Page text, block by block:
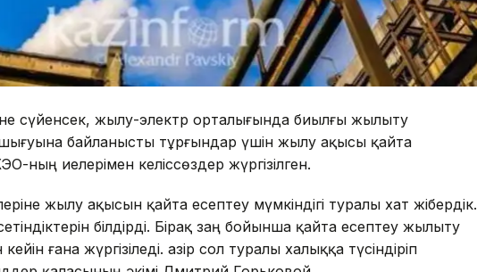
сүйенсек, жылу-электр орталығында биылғы жылыту
байланысты тұрғындар үшін жылу ақысы қайта
ның иелерімен келіссөздер жүргізілген.
жылу ақысын қайта есептеу мүмкіндігі туралы хат жібердік.
білдірді. Бірақ заң бойынша қайта есептеу жылыту
ғана жүргізіледі. Қазір сол туралы халыққа түсіндіріп